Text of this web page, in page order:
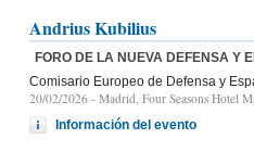
Andrius Kubilius
FORO DE LA NUEVA DEFENSA Y
Comisario Europeo de Defensa y
20/02/2026 - Madrid, Four Seasons Hotel
Información del evento